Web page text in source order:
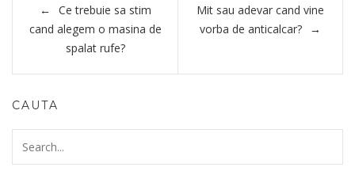
Ce trebuie sa stim
cand alegem o masina de
spalat rufe?
Mit sau adevar cand vine
vorba de anticalcar?
CAUTA